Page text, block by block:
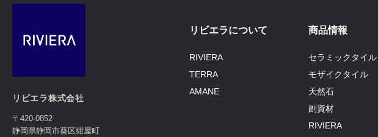
リビエラ株式会社
〒420-0852
静岡県静岡市葵区紺屋町
リビエラについて
RIVIERA
TERRA
AMANE
商品情報
セラミックタイル
モザイクタイル
天然石
副資材
RIVIERA